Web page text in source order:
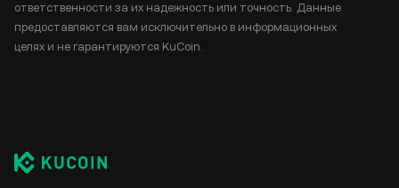
ответственности за их надежность или точность. Данные
предоставляются вам исключительно в информационных
целях и не гарантируются KuCoin.